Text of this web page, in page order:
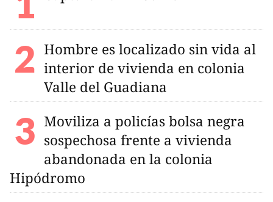
Hombre es localizado sin vida al
interior de vivienda en colonia
Valle del Guadiana
Moviliza a policías bolsa negra
sospechosa frente a vivienda
abandonada en la colonia
Hipódromo